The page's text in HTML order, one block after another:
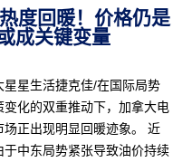
度回暖！价格仍是
成关键变量
星星生活捷克佳/在国际局势
变化的双重推动下，加拿大电
场正出现明显回暖迹象。 近
于中东局势紧张导致油价持续